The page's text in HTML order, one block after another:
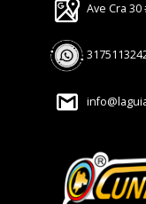
Ave Cra